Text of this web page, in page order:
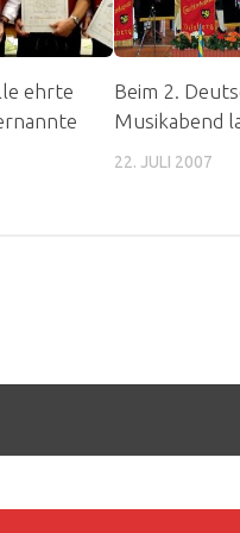
ehrte
Beim 2.
Musikabend
22. JULI 2007